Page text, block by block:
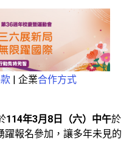
| 企業合作方式
114年3月8日（六）中午於
躍報名參加，讓多年未見的